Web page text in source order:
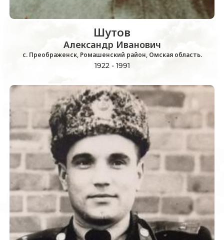
Шутов
Александр Иванович
с. Преображенск, Ромашенский район, Омская область.
1922 - 1991